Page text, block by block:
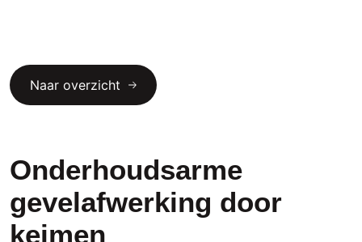
Naar overzicht
Onderhoudsarme
gevelafwerking door
keimen